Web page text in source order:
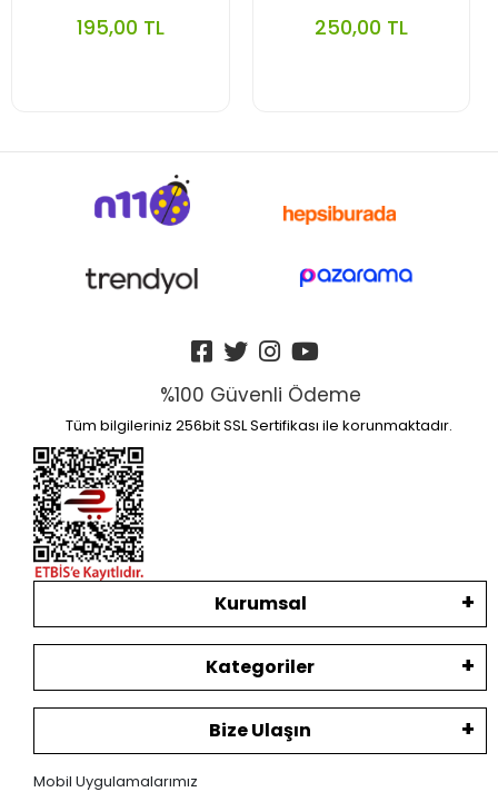
195,00 TL 250,00 TL
%100 Güvenli Ödeme
Tüm bilgileriniz 256bit SSL Sertifikası ile korunmaktadır.
Kurumsal
Kategoriler
Bize Ulaşın
Mobil Uygulamalarımız